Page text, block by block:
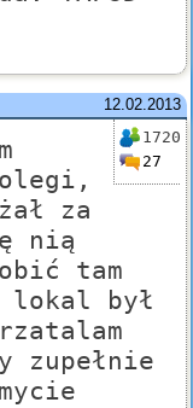
12.02.2013
1720
27
za
nią
tam
lokal był
zupełnie